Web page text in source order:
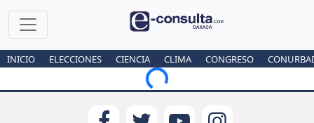
INICIO ELECCIONES CIENCIA CLIMA CONGRESO
Loading...